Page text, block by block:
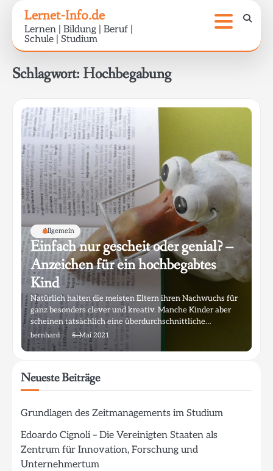
content
Lernet-Info.de
Lernen | Bildung | Beruf |
Schule | Studium
Schlagwort: Hochbegabung
Allgemein
Einfach nur gescheit oder genial? –
Anzeichen für ein hochbegabtes
Kind
Natürlich halten die meisten Eltern ihren Nachwuchs für
ganz besonders clever und kreativ. Manche Kinder aber
scheinen tatsächlich eine überdurchschnittliche…
bernhard 5. Mai 2021
Neueste Beiträge
Grundlagen des Zeitmanagements im Studium
Edoardo Cignoli – Die Vereinigten Staaten als
Zentrum für Innovation, Forschung und
Unternehmertum